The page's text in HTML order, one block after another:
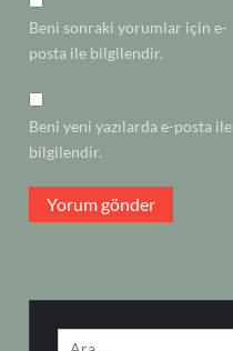
Beni sonraki yorumlar için e-
posta ile bilgilendir.
Beni yeni yazılarda e-posta ile
bilgilendir.